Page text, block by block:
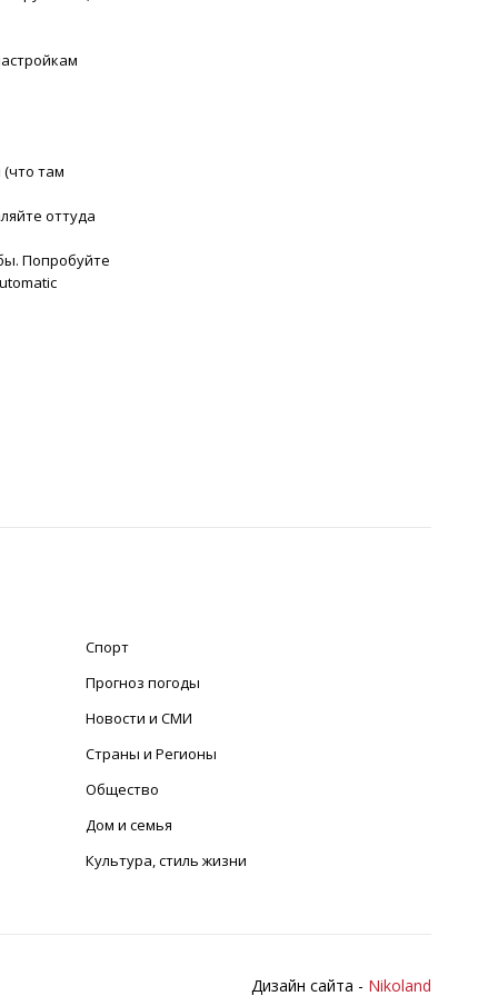
(что там
оттуда
Попробуйте
Спорт
Прогноз погоды
Новости и СМИ
Страны и Регионы
Общество
Дом и семья
Культура, стиль жизни
Дизайн сайта - Nikoland